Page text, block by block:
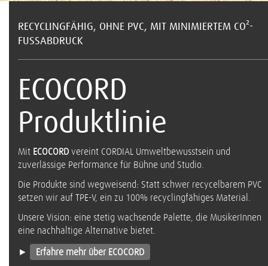
RECYCLINGFÄHIG, OHNE PVC, MIT MINIMIERTEM CO²-
FUSSABDRUCK
ECOCORD
Produktlinie
Mit ECOCORDvereint CORDIAL Umweltbewusstsein und
zuverlässige Performance für Bühne und Studio.
Die Produkte sind wegweisend: Statt schwer recycelbarem PVC
setzen wir auf TPE-V, ein zu 100% recyclingfähiges Material.
Unsere Vision: eine stetig wachsende Palette, die MusikerInnen
eine nachhaltige Alternative bietet.
►
Erfahre mehr über ECOCORD